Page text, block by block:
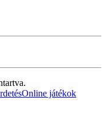
Online játékok